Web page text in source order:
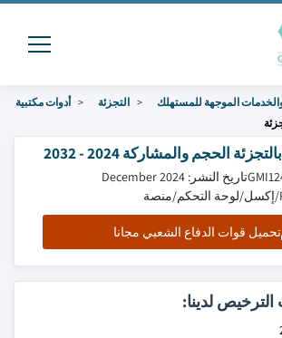
الموجهة للمستهلك التجزئة
أدوات مكتبية
الحجم والمشاركة 2024 - 2032
تاريخ النشر: December 2024
تحميل قوات الدفاع الشعبي مجانا
لدينا: